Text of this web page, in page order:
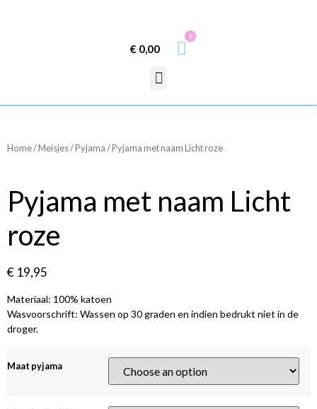
€ 0,00
0
Home/Meisjes/Pyjama/ Pyjama met naam Licht roze
Pyjama met naam Licht
roze
€ 19,95
Materiaal: 100% katoen
Wasvoorschrift: Wassen op 30 graden en indien bedrukt niet in de
droger.
Maat pyjama